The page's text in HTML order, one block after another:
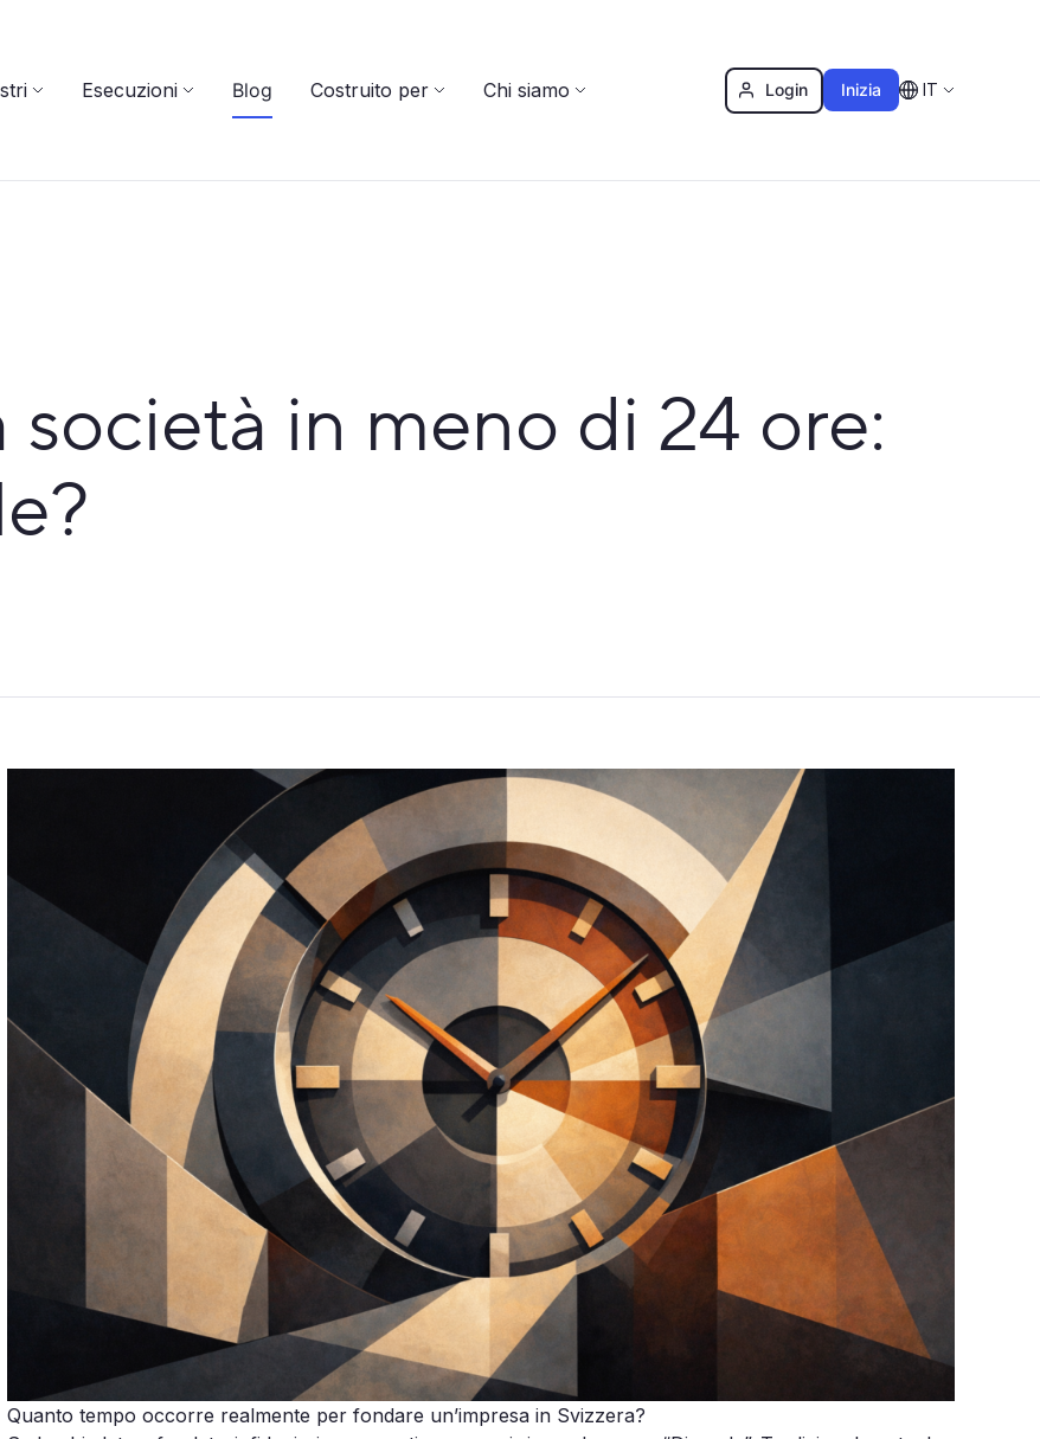
Esecuzioni Blog Costruito per Chi siamo Login Inizia IT
in meno di 24 ore:
Quanto tempo occorre realmente per fondare un’impresa in Svizzera?